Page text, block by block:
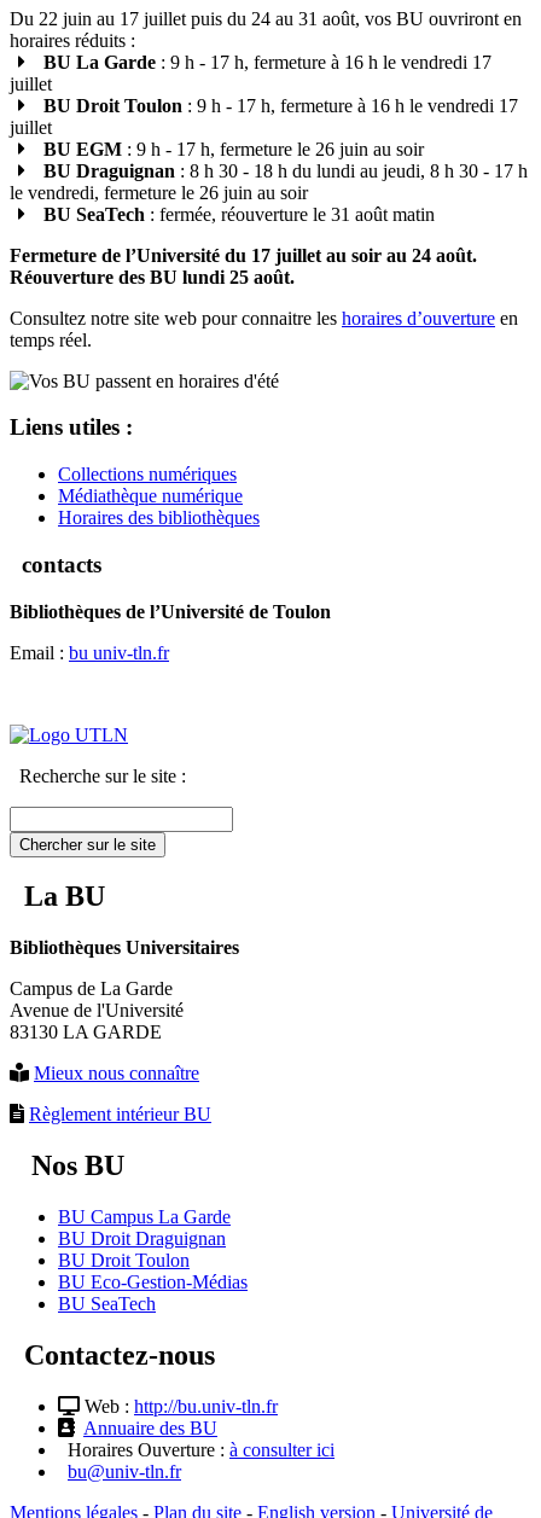
Du 22 juin au 17 juillet puis du 24 au 31 août, vos BU ouvriront en
horaires réduits :
BU La Garde : 9 h - 17 h, fermeture à 16 h le vendredi 17
juillet
BU Droit Toulon : 9 h - 17 h, fermeture à 16 h le vendredi 17
juillet
BU EGM : 9 h - 17 h, fermeture le 26 juin au soir
BU Draguignan : 8 h 30 - 18 h du lundi au jeudi, 8 h 30 - 17 h
le vendredi, fermeture le 26 juin au soir
BU SeaTech : fermée, réouverture le 31 août matin
Fermeture de l’Université du 17 juillet au soir au 24 août.
Réouverture des BU lundi 25 août.
Consultez notre site web pour connaitre les horaires d’ouverture en
temps réel.
Liens utiles :
Collections numériques
Médiathèque numérique
Horaires des bibliothèques
contacts
Bibliothèques de l’Université de Toulon
Email : bu univ-tln.fr
Recherche sur le site :
Chercher sur le site
La BU
Bibliothèques Universitaires
Campus de La Garde
Avenue de l'Université
83130 LA GARDE
Mieux nous connaître
Règlement intérieur BU
Nos BU
BU Campus La Garde
BU Droit Draguignan
BU Droit Toulon
BU Eco-Gestion-Médias
BU SeaTech
Contactez-nous
Web : http://bu.univ-tln.fr
Annuaire des BU
Horaires Ouverture : à consulter ici
bu@univ-tln.fr
Mentions légales - Plan du site - English version - Université de